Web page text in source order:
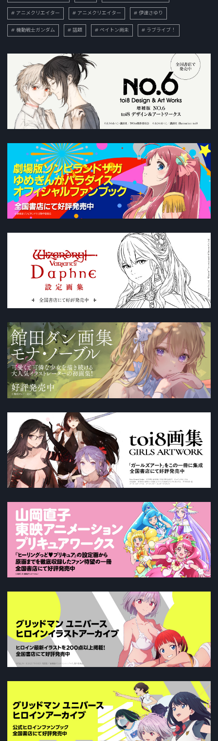
アニメクリエイター アニメクリエイター 伊達さゆり
機動戦士ガンダム 話題 ペイトン尚未 ラブライブ！